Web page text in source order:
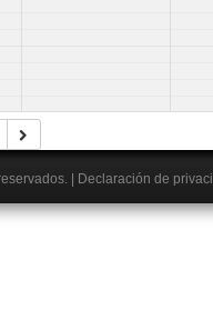
Declaración de